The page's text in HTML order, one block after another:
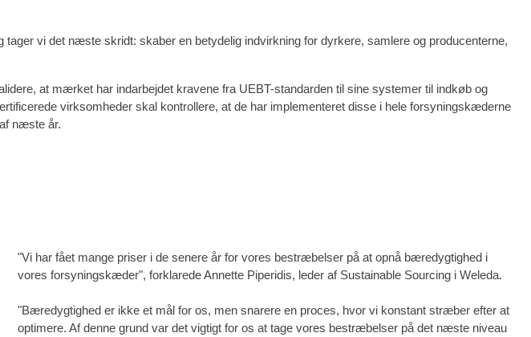
vi det næste skridt: skaber en betydelig indvirkning for dyrkere, samlere og producenterne,
at mærket har indarbejdet kravene fra UEBT-standarden til sine systemer til indkøb og
virksomheder skal kontrollere, at de har implementeret disse i hele forsyningskæderne
​​næste år.
"Vi har fået mange priser i de senere år for vores bestræbelser på at opnå bæredygtighed i
vores forsyningskæder", forklarede Annette Piperidis, leder af Sustainable Sourcing i Weleda.
"Bæredygtighed er ikke et mål for os, men snarere en proces, hvor vi konstant stræber efter at
optimere. Af denne grund var det vigtigt for os at tage vores bestræbelser på det næste niveau